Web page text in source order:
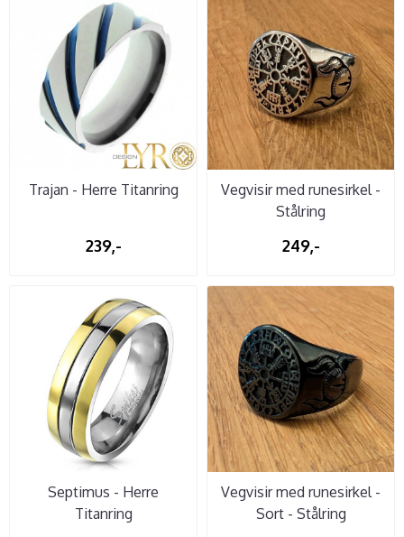
Trajan - Herre Titanring
239,-
Vegvisir med runesirkel -
Stålring
249,-
Septimus - Herre
Titanring
Vegvisir med runesirkel -
Sort - Stålring